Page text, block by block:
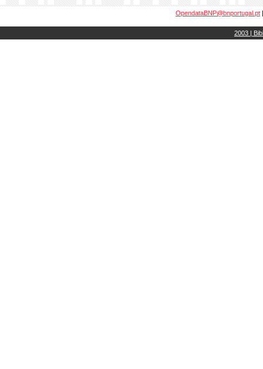
OpendataBNP@bnportugal.pt
2003 |